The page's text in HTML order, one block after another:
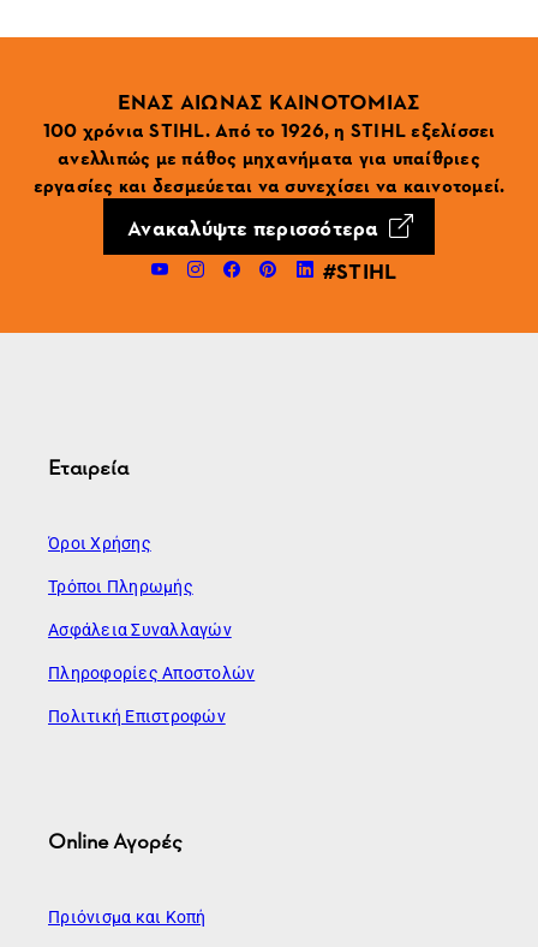
ΕΝΑΣ ΑΙΩΝΑΣ ΚΑΙΝΟΤΟΜΙΑΣ
100 χρόνια STIHL. Από το 1926, η STIHL εξελίσσει
ανελλιπώς με πάθος μηχανήματα για υπαίθριες
εργασίες και δεσμεύεται να συνεχίσει να καινοτομεί.
Ανακαλύψτε περισσότερα
#STIHL
Εταιρεία
Όροι Χρήσης
Τρόποι Πληρωμής
Ασφάλεια Συναλλαγών
Πληροφορίες Αποστολών
Πολιτική Επιστροφών
Online Αγορές
Πριόνισμα και Κοπή